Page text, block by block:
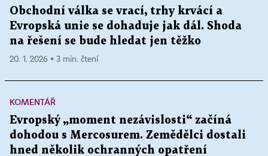
Obchodní válka se vrací, trhy krvácí a
Evropská unie se dohaduje jak dál. Shoda
na řešení se bude hledat jen těžko
20. 1. 2026 ▪ 3 min. čtení
KOMENTÁŘ
Evropský „moment nezávislosti“ začíná
dohodou s Mercosurem. Zemědělci dostali
hned několik ochranných opatření